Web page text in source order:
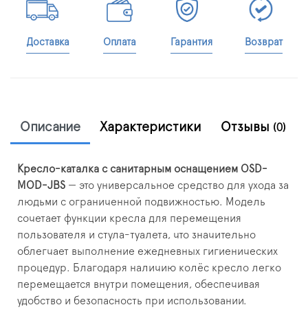
Доставка Оплата Гарантия Возврат
Описание Характеристики Отзывы (0)
Кресло-каталка с санитарным оснащением OSD-
MOD-JBS — это универсальное средство для ухода за
людьми с ограниченной подвижностью. Модель
сочетает функции кресла для перемещения
пользователя и стула-туалета, что значительно
облегчает выполнение ежедневных гигиенических
процедур. Благодаря наличию колёс кресло легко
перемещается внутри помещения, обеспечивая
удобство и безопасность при использовании.